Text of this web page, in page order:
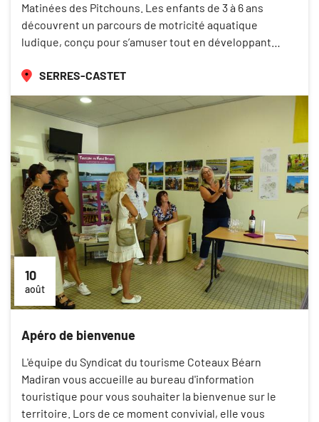
Matinées des Pitchouns. Les enfants de 3 à 6 ans
découvrent un parcours de motricité aquatique
ludique, conçu pour s’amuser tout en développant…
SERRES-CASTET
10
août
Apéro de bienvenue
L'équipe du Syndicat du tourisme Coteaux Béarn
Madiran vous accueille au bureau d'information
touristique pour vous souhaiter la bienvenue sur le
territoire. Lors de ce moment convivial, elle vous